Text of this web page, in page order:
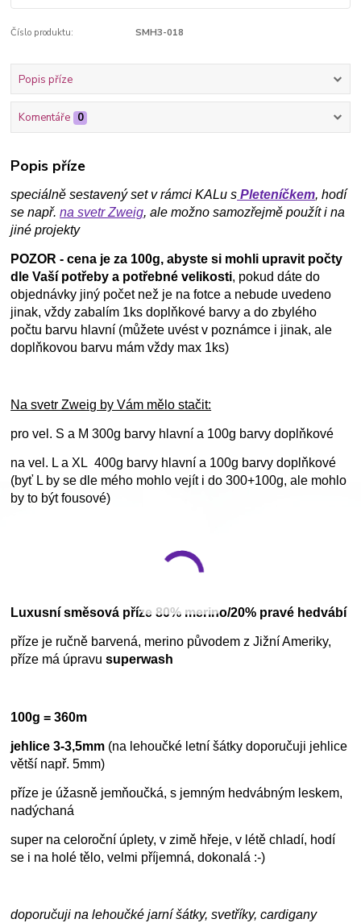
Číslo produktu: SMH3-018
Popis příze
Komentáře 0
Popis příze
speciálně sestavený set v rámci KALu s Pleteníčkem, hodí
se např.na svetr Zweig, ale možno samozřejmě použít i na
jiné projekty
POZOR - cena je za 100g, abyste si mohli upravit počty
dle Vaší potřeby a potřebné velikosti, pokud dáte do
objednávky jiný počet než je na fotce a nebude uvedeno
jinak, vždy zabalím 1ks doplňkové barvy a do zbylého
počtu barvu hlavní (můžete uvést v poznámce i jinak, ale
doplňkovou barvu mám vždy max 1ks)
Na svetr Zweig by Vám mělo stačit:
pro vel. S a M 300g barvy hlavní a 100g barvy doplňkové
na vel. L a XL 400g barvy hlavní a 100g barvy doplňkové
(byť L by se dle mého mohlo vejít i do 300+100g, ale mohlo
by to být fousové)
Luxusní směsová příze 80% merino/20% pravé hedvábí
příze je ručně barvená, merino původem z Jižní Ameriky,
příze má úpravusuperwash
100g = 360m
jehlice 3-3,5mm (na lehoučké letní šátky doporučuji jehlice
větší např. 5mm)
příze je úžasně jemňoučká, s jemným hedvábným leskem,
nadýchaná
super na celoroční úplety, v zimě hřeje, v létě chladí, hodí
se i na holé tělo, velmi příjemná, dokonalá :-)
doporučuji na lehoučké jarní šátky, svetříky, cardigany